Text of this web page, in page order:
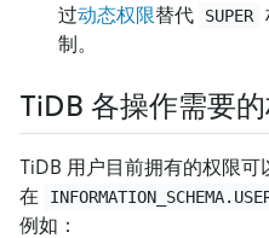
过动态权限替代 SUPER
制。
TiDB 各操作需要
TiDB 用户目前拥有的权限可
在
例如：